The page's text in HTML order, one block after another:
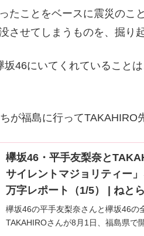
たことをベースに震災のこ
させてしまうものを、掘り
46にいてくれていること
が福島に行ってTAKAHIRO
欅坂46・平手友梨奈と
サイレントマジョリティー
万字レポート（1/5） | ねと
欅坂46の平手友梨奈さんと欅坂46の
TAKAHIROさんが8月1日、福島県